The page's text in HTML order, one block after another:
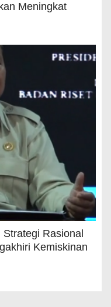
Meningkat
Rasional
Kemiskinan